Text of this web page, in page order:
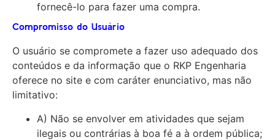
fornecê-lo para fazer uma compra.
Compromisso do Usuário
O usuário se compromete a fazer uso adequado dos
conteúdos e da informação que o RKP Engenharia
oferece no site e com caráter enunciativo, mas não
limitativo:
A) Não se envolver em atividades que sejam
ilegais ou contrárias à boa fé a à ordem pública;